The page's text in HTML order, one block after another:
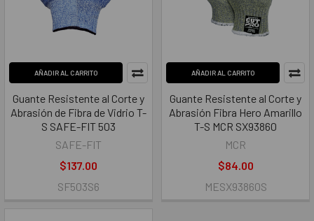
AÑADIR AL CARRITO
Guante Resistente al Corte y
Abrasión de Fibra de Vidrio T-
S SAFE-FIT 503
SAFE-FIT
$137.00
SF503S6
AÑADIR AL CARRITO
Guante Resistente al Corte y
Abrasión Fibra Hero Amarillo
T-S MCR SX93860
MCR
$84.00
MESX93860S